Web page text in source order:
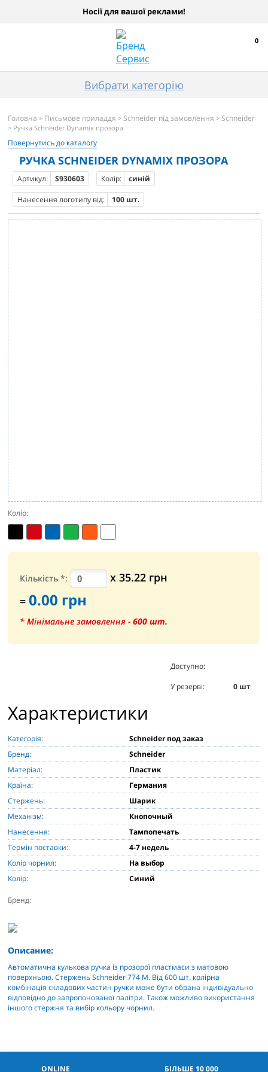
Носії для вашої реклами!
0
Вибрати категорію
Головна > Письмове приладдя >Schneider під замовлення >Schneider
> Ручка Schneider Dynamix прозора
Повернутись до каталогу
РУЧКА SCHNEIDER DYNAMIX ПРОЗОРА
Артикул: S930603 Колір: синій
Нанесення логотипу від: 100 шт.
Колір:
Кількість*: х35.22 грн
=0.00 грн
* Мінімальне замовлення -600 шт.
Доступно:
У резерві:
0шт
Характеристики
Категорія:
Schneider под заказ
Бренд:
Schneider
Матеріал:
Пластик
Країна:
Германия
Стержень:
Шарик
Механізм:
Кнопочный
Нанесення:
Тампопечать
Термін поставки:
4-7 недель
Колір чорнил:
На выбор
Колір:
Синий
Бренд:
Описание:
Автоматична кулькова ручка із прозорої пластмаси з матовою
поверхньою. Стержень Schneider 774 M. Від 600 шт. колірна
комбінація складових частин ручки може бути обрана індивідуально
відповідно до запропонованої палітри. Також можливо використання
іншого стержня та вибір кольору чорнил.
ONLINE БІЛЬШЕ 10 000